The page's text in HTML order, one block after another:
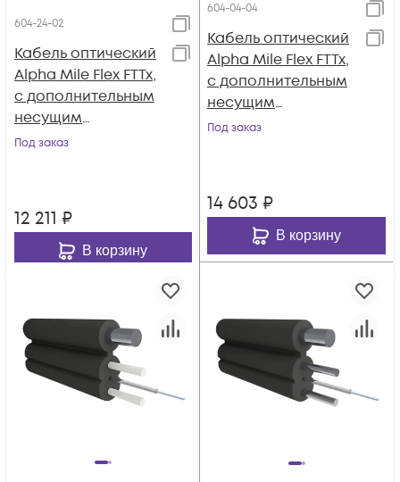
604-24-02
Кабель оптический
Alpha Mile Flex FTTx,
с дополнительным
несущим
элементом (трос
Под заказ
12 211 ₽
В корзину
604-04-04
Кабель оптический
Alpha Mile Flex FTTx,
с дополнительным
несущим
элементом
Под заказ
14 603 ₽
В корзину